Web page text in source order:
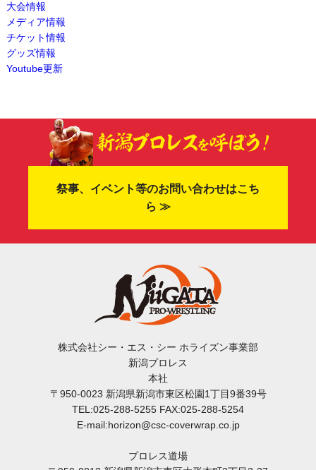
大会情報
メディア情報
チケット情報
グッズ情報
Youtube更新
祭事、イベント等のお問い合わせはこち
ら ≫
株式会社シー・エス・シー ホライズン事業部
新潟プロレス
本社
〒950-0023 新潟県新潟市東区松園1丁目9番39号
TEL:025-288-5255 FAX:025-288-5254
E-mail:horizon@csc-coverwrap.co.jp
プロレス道場